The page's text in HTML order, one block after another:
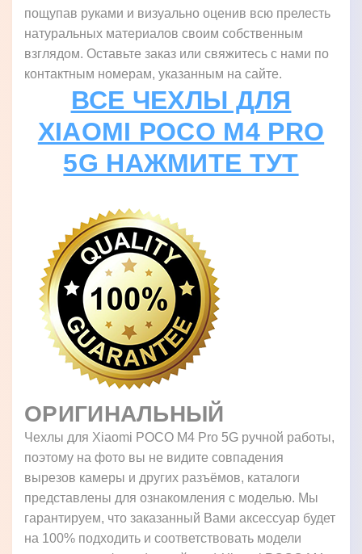
пощупав руками и визуально оценив всю прелесть
натуральных материалов своим собственным
взглядом. Оставьте заказ или свяжитесь с нами по
контактным номерам, указанным на сайте.
ВСЕ ЧЕХЛЫ ДЛЯ
XIAOMI POCO M4 PRO
5G НАЖМИТЕ ТУТ
ОРИГИНАЛЬНЫЙ
Чехлы для Xiaomi POCO M4 Pro 5G ручной работы,
поэтому на фото вы не видите совпадения
вырезов камеры и других разъёмов, каталоги
представлены для ознакомления с моделью. Мы
гарантируем, что заказанный Вами аксессуар будет
на 100% подходить и соответствовать модели